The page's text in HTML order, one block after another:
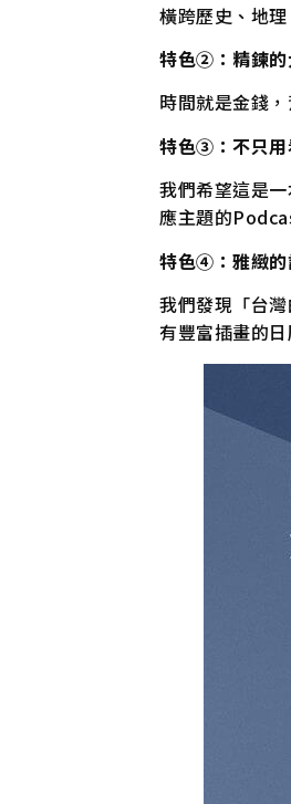
橫跨歷史、地
特色②：精鍊的
時間就是金錢
特色③：不只用
我們希望這是
應主題的
特色④：雅緻的
我們發現「台
有豐富插畫的日